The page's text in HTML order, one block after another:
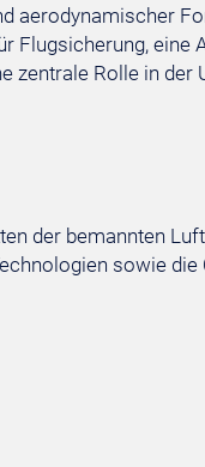
aerodynamischer
Flugsicherung, eine
zentrale Rolle in der
der bemannten
sowie die